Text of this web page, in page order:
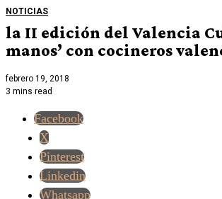
NOTICIAS
la II edición del Valencia
manos’ con cocineros
febrero 19, 2018
3 mins read
Facebook
X
Pinterest
Linkedin
Whatsapp